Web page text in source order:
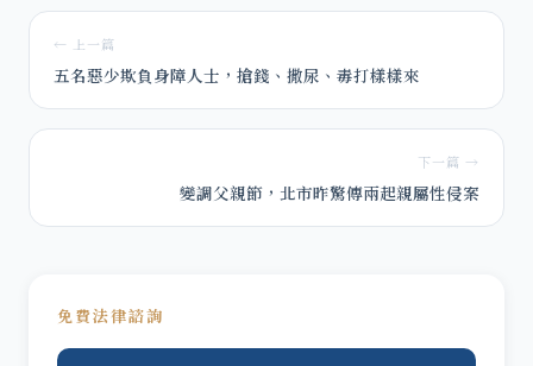
← 上一篇
五名惡少欺負身障人士，搶錢、撒尿、毒打樣樣來
下一篇 →
變調父親節，北市昨驚傳兩起親屬性侵案
免費法律諮詢